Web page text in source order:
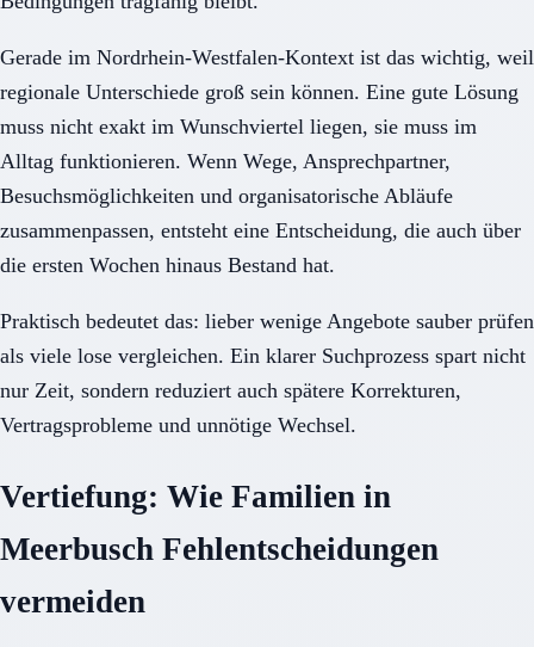
Gerade im Nordrhein-Westfalen-Kontext ist das wichtig, weil
regionale Unterschiede groß sein können. Eine gute Lösung
muss nicht exakt im Wunschviertel liegen, sie muss im
Alltag funktionieren. Wenn Wege, Ansprechpartner,
Besuchsmöglichkeiten und organisatorische Abläufe
zusammenpassen, entsteht eine Entscheidung, die auch über
die ersten Wochen hinaus Bestand hat.
Praktisch bedeutet das: lieber wenige Angebote sauber prüfen
als viele lose vergleichen. Ein klarer Suchprozess spart nicht
nur Zeit, sondern reduziert auch spätere Korrekturen,
Vertragsprobleme und unnötige Wechsel.
Vertiefung: Wie Familien in
Meerbusch Fehlentscheidungen
vermeiden